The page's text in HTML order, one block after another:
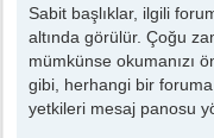
Sabit başlıklar, ilgili
altında görülür. Çoğu
mümkünse okumanızı
gibi, herhangi bir
yetkileri mesaj panosu